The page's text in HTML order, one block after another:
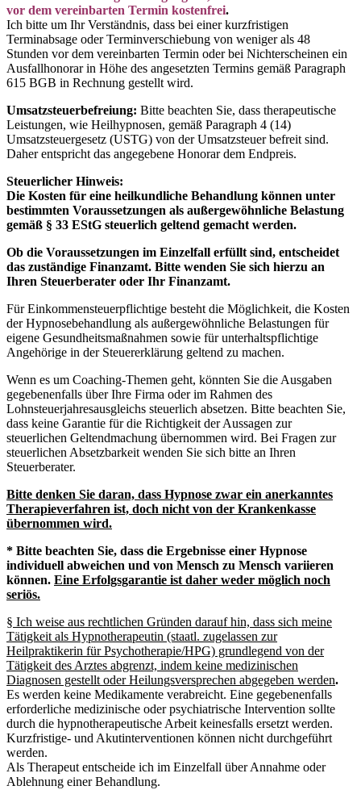
vor dem vereinbarten Termin kostenfrei.
Ich bitte um Ihr Verständnis, dass bei einer kurzfristigen
Terminabsage oder Terminverschiebung von weniger als 48
Stunden vor dem vereinbarten Termin oder bei Nichterscheinen ein
Ausfallhonorar in Höhe des angesetzten Termins gemäß Paragraph
615 BGB in Rechnung gestellt wird.
Umsatzsteuerbefreiung: Bitte beachten Sie, dass therapeutische
Leistungen, wie Heilhypnosen, gemäß Paragraph 4 (14)
Umsatzsteuergesetz (USTG) von der Umsatzsteuer befreit sind.
Daher entspricht das angegebene Honorar dem Endpreis.
Steuerlicher Hinweis:
Die Kosten für eine heilkundliche Behandlung können unter
bestimmten Voraussetzungen als außergewöhnliche Belastung
gemäß § 33 EStG steuerlich geltend gemacht werden.
Ob die Voraussetzungen im Einzelfall erfüllt sind, entscheidet
das zuständige Finanzamt. Bitte wenden Sie sich hierzu an
Ihren Steuerberater oder Ihr Finanzamt.
Für Einkommensteuerpflichtige besteht die Möglichkeit, die Kosten
der Hypnosebehandlung als außergewöhnliche Belastungen für
eigene Gesundheitsmaßnahmen sowie für unterhaltspflichtige
Angehörige in der Steuererklärung geltend zu machen.
Wenn es um Coaching-Themen geht, könnten Sie die Ausgaben
gegebenenfalls über Ihre Firma oder im Rahmen des
Lohnsteuerjahresausgleichs steuerlich absetzen. Bitte beachten Sie,
dass keine Garantie für die Richtigkeit der Aussagen zur
steuerlichen Geltendmachung übernommen wird. Bei Fragen zur
steuerlichen Absetzbarkeit wenden Sie sich bitte an Ihren
Steuerberater.
Bitte denken Sie daran, dass Hypnose zwar ein anerkanntes
Therapieverfahren ist, doch nicht von der Krankenkasse
übernommen wird.
* Bitte beachten Sie, dass die Ergebnisse einer Hypnose
individuell abweichen und von Mensch zu Mensch variieren
können. Eine Erfolgsgarantie ist daher weder möglich noch
seriös.
§ Ich weise aus rechtlichen Gründen darauf hin, dass sich meine
Tätigkeit als Hypnotherapeutin (staatl. zugelassen zur
Heilpraktikerin für Psychotherapie/HPG) grundlegend von der
Tätigkeit des Arztes abgrenzt, indem keine medizinischen
Diagnosen gestellt oder Heilungsversprechen abgegeben werden.
Es werden keine Medikamente verabreicht. Eine gegebenenfalls
erforderliche medizinische oder psychiatrische Intervention sollte
durch die hypnotherapeutische Arbeit keinesfalls ersetzt werden.
Kurzfristige- und Akutinterventionen können nicht durchgeführt
werden.
Als Therapeut entscheide ich im Einzelfall über Annahme oder
Ablehnung einer Behandlung.